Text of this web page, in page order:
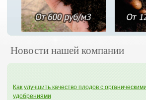
Новости нашей компании
Как улучшить качество плодов с органическими
удобрениями